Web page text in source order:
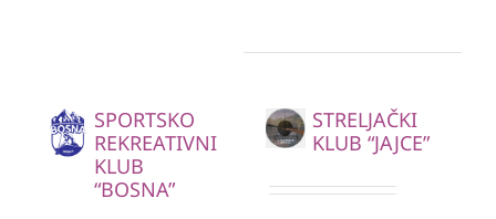
SPORTSKO
REKREATIVNI
KLUB
“BOSNA”
STRELJAČKI
KLUB “JAJCE”